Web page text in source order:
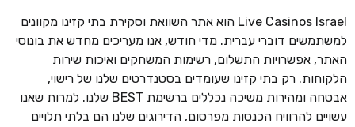
Live Casinos Israel הוא אתר השוואת וסקירת בתי קזינו מקוונים
למשתמשים דוברי עברית. מדי חודש, אנו מעריכים מחדש את בונוסי
האתר, אפשרויות התשלום, רשימות המשחקים ואיכות שירות
הלקוחות. רק בתי קזינו שעומדים בסטנדרטים שלנו של רישוי,
אבטחה ומהירות משיכה נכללים ברשימת BEST שלנו. למרות שאנו
עשויים להרוויח הכנסות מפרסום, הדירוגים שלנו הם בלתי תלויים